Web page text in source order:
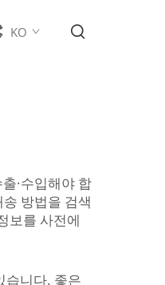
KO
·수입해야 합
방법을 검색
보를 사전에
습니다. 좋은